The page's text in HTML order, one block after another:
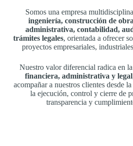
Somos una empresa
ingeniería, construcción de
administrativa, contabilidad,
trámites legales, orientada a ofrecer
proyectos empresariales,
Nuestro valor diferencial radica en
financiera, administrativa y legal
acompañar a nuestros clientes desde
la ejecución, control y cierre de
transparencia y